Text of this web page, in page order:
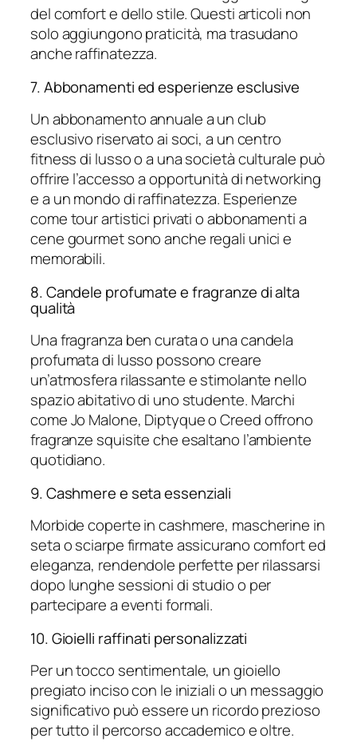
del comfort e dello stile. Questi articoli non
solo aggiungono praticità, ma trasudano
anche raffinatezza.
7. Abbonamenti ed esperienze esclusive
Un abbonamento annuale a un club
esclusivo riservato ai soci, a un centro
fitness di lusso o a una società culturale può
offrire l’accesso a opportunità di networking
e a un mondo di raffinatezza. Esperienze
come tour artistici privati ​​o abbonamenti a
cene gourmet sono anche regali unici e
memorabili.
8. Candele profumate e fragranze di alta
qualità
Una fragranza ben curata o una candela
profumata di lusso possono creare
un’atmosfera rilassante e stimolante nello
spazio abitativo di uno studente. Marchi
come Jo Malone, Diptyque o Creed offrono
fragranze squisite che esaltano l’ambiente
quotidiano.
9. Cashmere e seta essenziali
Morbide coperte in cashmere, mascherine in
seta o sciarpe firmate assicurano comfort ed
eleganza, rendendole perfette per rilassarsi
dopo lunghe sessioni di studio o per
partecipare a eventi formali.
10. Gioielli raffinati personalizzati
Per un tocco sentimentale, un gioiello
pregiato inciso con le iniziali o un messaggio
significativo può essere un ricordo prezioso
per tutto il percorso accademico e oltre.